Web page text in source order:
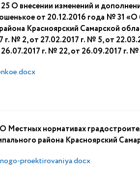
О внесении изменений и
от 20.12.2016 года № 31
Красноярский Самарской
г. № 2, от 27.02.2017 г. № 5, от
г. № 22, от 26.09.2017 г. №
нормативах
района Красноярский
proektirovaniya.docx